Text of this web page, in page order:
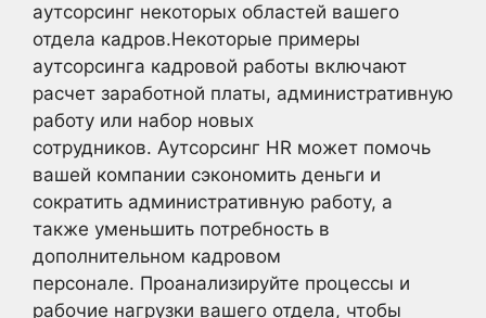
аутсорсинг некоторых областей вашего
отдела кадров.Некоторые примеры
аутсорсинга кадровой работы включают
расчет заработной платы, административную
работу или набор новых
сотрудников. Аутсорсинг HR может помочь
вашей компании сэкономить деньги и
сократить административную работу, а
также уменьшить потребность в
дополнительном кадровом
персонале. Проанализируйте процессы и
рабочие нагрузки вашего отдела, чтобы